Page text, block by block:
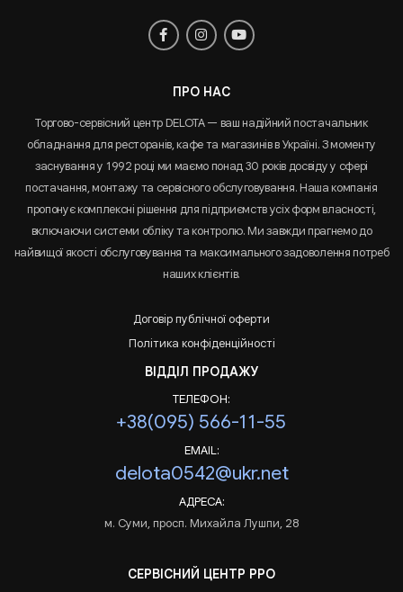
ПРО НАС
Торгово-сервісний центр DELOTA — ваш надійний постачальник
обладнання для ресторанів, кафе та магазинів в Україні. З моменту
заснування у 1992 році ми маємо понад 30 років досвіду у сфері
постачання, монтажу та сервісного обслуговування. Наша компанія
пропонує комплексні рішення для підприємств усіх форм власності,
включаючи системи обліку та контролю. Ми завжди прагнемо до
найвищої якості обслуговування та максимального задоволення потреб
наших клієнтів.
Договір публічної оферти
Політика конфіденційності
ВІДДІЛ ПРОДАЖУ
ТЕЛЕФОН:
+38(095) 566-11-55
EMAIL:
delota0542@ukr.net
АДРЕСА:
м. Суми, просп. Михайла Лушпи, 28
СЕРВІСНИЙ ЦЕНТР РРО